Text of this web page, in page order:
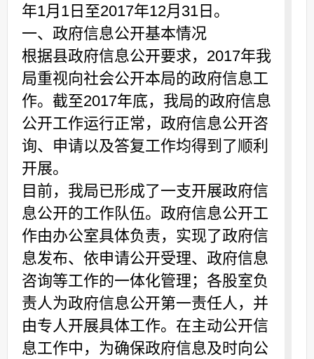
年1月1日至2017年12月31日。
一、政府信息公开基本情况
根据县政府信息公开要求，2017年我
局重视向社会公开本局的政府信息工
作。截至2017年底，我局的政府信息
公开工作运行正常，政府信息公开咨
询、申请以及答复工作均得到了顺利
开展。
目前，我局已形成了一支开展政府信
息公开的工作队伍。政府信息公开工
作由办公室具体负责，实现了政府信
息发布、依申请公开受理、政府信息
咨询等工作的一体化管理；各股室负
责人为政府信息公开第一责任人，并
由专人开展具体工作。在主动公开信
息工作中，为确保政府信息及时向公